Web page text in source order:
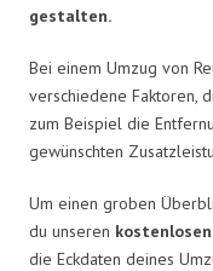
gestalten.
Bei einem Umzug von
verschiedene Faktoren,
zum Beispiel die
gewünschten
Um einen groben
du unseren
die Eckdaten deines